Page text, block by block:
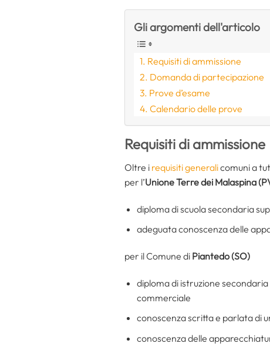
Gli argomenti dell'articolo
Requisiti di ammissione
Domanda di partecipazione
Prove d’esame
Calendario delle prove
Requisiti di ammissione
Oltre i requisiti generalicomuni a
per l’Unione Terre dei Malaspina
diploma di scuola secondaria
adeguata conoscenza delle
per il Comune di Piantedo (SO)
diploma di istruzione
commerciale
conoscenza scritta e parlata di
conoscenza delle